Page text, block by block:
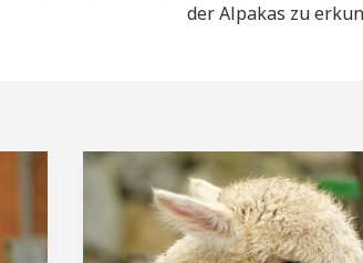
der Alpakas zu